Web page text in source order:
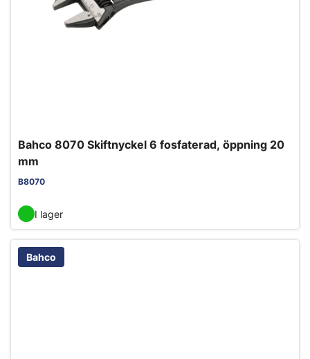
Bahco 8070 Skiftnyckel 6 fosfaterad, öppning 20
mm
B8070
I lager
Bahco